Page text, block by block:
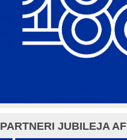
PARTNERI JUBILEJA AF